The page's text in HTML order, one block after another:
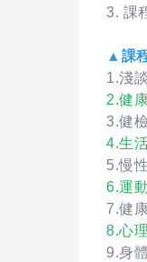
3. 課
▲課
1.淺
2.健
3.健
4.生
5.慢
6.運
7.健
8.心
9.身